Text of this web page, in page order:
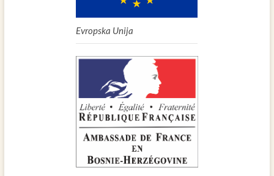
Evropska Unija